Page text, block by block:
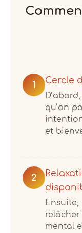
1 Cercle
qu’on
et
2
mental